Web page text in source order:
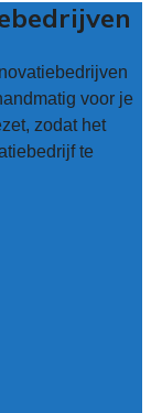
voor je
zodat het
te